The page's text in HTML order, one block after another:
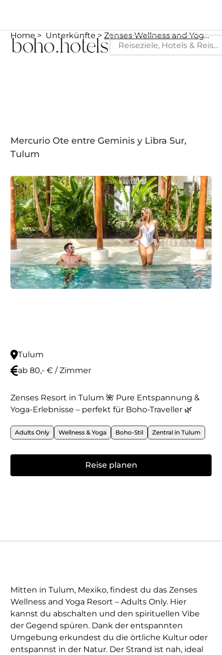
Home Unterkünfte Zenses Wellness and Yoga Resort - Adults Only
Mercurio Ote entre Geminis y Libra Sur,
Tulum
Tulum
ab 80,- € / Zimmer
Zenses Resort in Tulum 🌺 Pure Entspannung &
Yoga-Erlebnisse – perfekt für Boho-Traveller 🌿
Adults Only Wellness & Yoga Boho-Stil Zentral in Tulum
Reise planen
Mitten in Tulum, Mexiko, findest du das Zenses
Wellness and Yoga Resort – Adults Only. Hier
kannst du abschalten und den spirituellen Vibe
der Gegend spüren. Dank der entspannten
Umgebung erkundest du die örtliche Kultur oder
entspannst in der Natur. Der Strand ist nah, ideal